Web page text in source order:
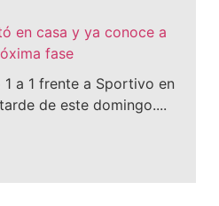
en casa y ya conoce a
fase
a 1 frente a Sportivo en
de este domingo....